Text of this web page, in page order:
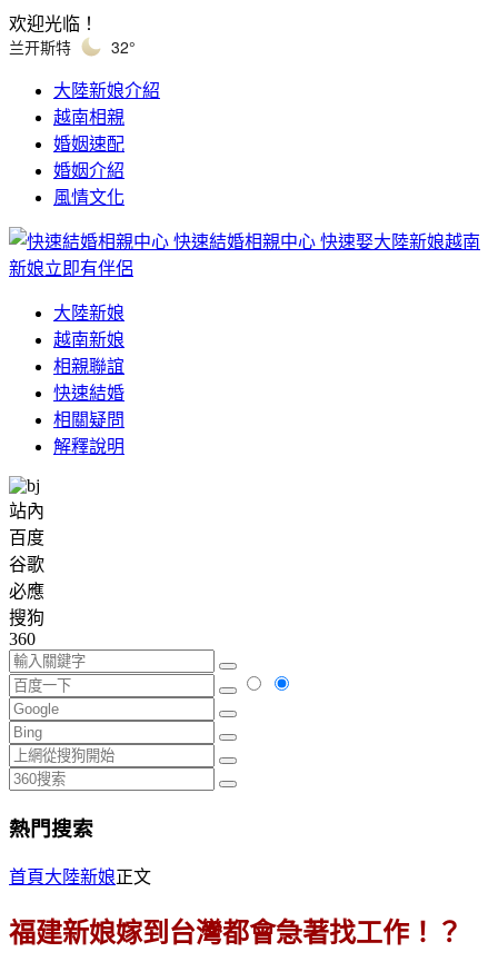
欢迎光临！
兰开斯特 32°
大陸新娘介紹
越南相親
婚姻速配
婚姻介紹
風情文化
快速結婚相親中心 快速娶大陸新娘越南
新娘立即有伴侶
大陸新娘
越南新娘
相親聯誼
快速結婚
相關疑問
解釋說明
站內
百度
谷歌
必應
搜狗
360
熱門搜索
首頁大陸新娘正文
福建新娘嫁到台灣都會急著找工作！？